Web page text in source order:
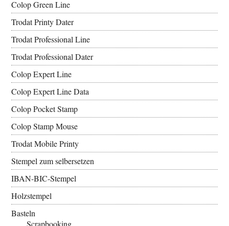
Colop Green Line
Trodat Printy Dater
Trodat Professional Line
Trodat Professional Dater
Colop Expert Line
Colop Expert Line Data
Colop Pocket Stamp
Colop Stamp Mouse
Trodat Mobile Printy
Stempel zum selbersetzen
IBAN-BIC-Stempel
Holzstempel
Basteln